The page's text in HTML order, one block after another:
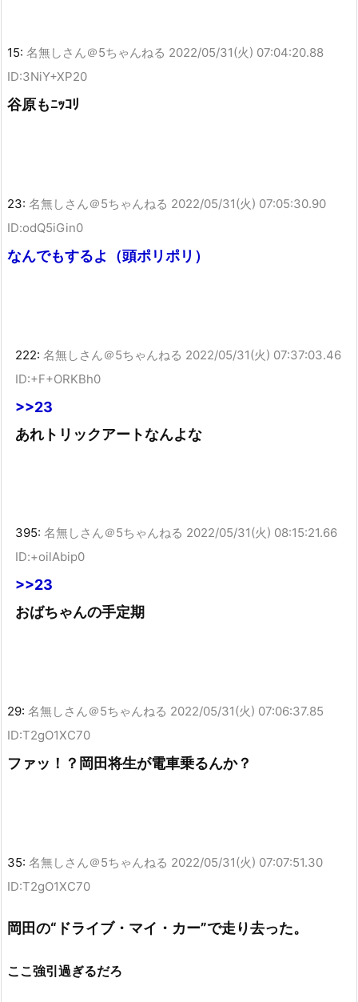
15: 名無しさん＠5ちゃんねる 2022/05/31(火) 07:04:20.88
ID:3NiY+XP20
谷原もﾆｯｺﾘ
23: 名無しさん＠5ちゃんねる 2022/05/31(火) 07:05:30.90
ID:odQ5iGin0
なんでもするよ（頭ポリポリ）
222: 名無しさん＠5ちゃんねる 2022/05/31(火) 07:37:03.46
ID:+F+ORKBh0
>>23
あれトリックアートなんよな
395: 名無しさん＠5ちゃんねる 2022/05/31(火) 08:15:21.66
ID:+oilAbip0
>>23
おばちゃんの手定期
29: 名無しさん＠5ちゃんねる 2022/05/31(火) 07:06:37.85
ID:T2gO1XC70
ファッ！？岡田将生が電車乗るんか？
35: 名無しさん＠5ちゃんねる 2022/05/31(火) 07:07:51.30
ID:T2gO1XC70
岡田の“ドライブ・マイ・カー”で走り去った。
ここ強引過ぎるだろ